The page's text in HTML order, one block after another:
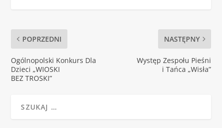
POPRZEDNI
Ogólnopolski Konkurs Dla
Dzieci „WIOSKI
BEZ TROSKI”
NASTĘPNY
Występ Zespołu Pieśni
i Tańca „Wisła”